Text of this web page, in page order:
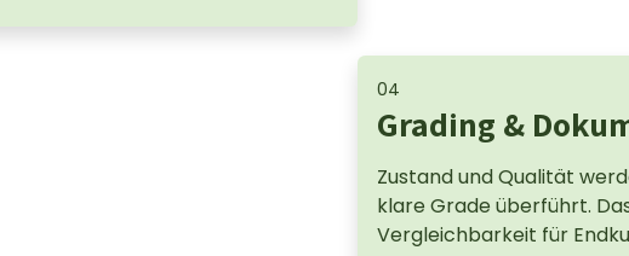
04
Grading &
Zustand und Qualität
klare Grade überführt.
Vergleichbarkeit für